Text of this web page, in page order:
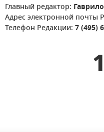
Главный редактор:
Адрес электронной почты
Телефон Редакции: 7 (495)